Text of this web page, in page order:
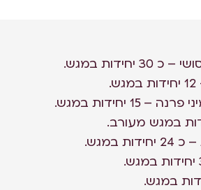
במגש.
15 יחידות במגש.
במגש.